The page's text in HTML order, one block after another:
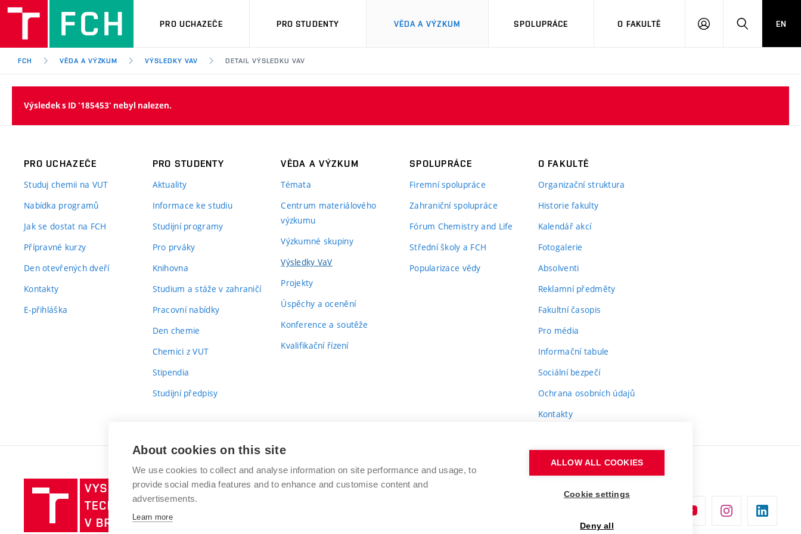
PRO UCHAZEČE PRO STUDENTY VĚDA A VÝZKUM SPOLUPRÁCE O FAKULTĚ
PŘIHLÁSITHLEDAT
EN
FCH VĚDA A VÝZKUM VÝSLEDKY VAV DETAIL VÝSLEDKU VAV
Výsledek s ID '185453' nebyl nalezen.
PRO UCHAZEČE
Studuj chemii na VUT
Nabídka programů
Jak se dostat na FCH
Přípravné kurzy
Den otevřených dveří
Kontakty
E-přihláška
PRO STUDENTY
Aktuality
Informace ke studiu
Studijní programy
Pro prváky
Knihovna
Studium a stáže v zahraničí
Pracovní nabídky
Den chemie
Chemici z VUT
Stipendia
Studijní předpisy
VĚDA A VÝZKUM
Témata
Centrum materiálového
výzkumu
Výzkumné skupiny
Výsledky VaV
Projekty
Úspěchy a ocenění
Konference a soutěže
Kvalifikační řízení
SPOLUPRÁCE
Firemní spolupráce
Zahraniční spolupráce
Fórum Chemistry and Life
Střední školy a FCH
Popularizace vědy
O FAKULTĚ
Organizační struktura
Historie fakulty
Kalendář akcí
Fotogalerie
Absolventi
Reklamní předměty
Fakultní časopis
Pro média
Informační tabule
Sociální bezpečí
Ochrana osobních údajů
Kontakty
Vysoké
učení
VYSOKÉ UČENÍ TECHNICKÉ V BRNĚ
About cookies on this site
We use cookies to collect and analyse information on site performance and usage, to
provide social media features and to enhance and customise content and
advertisements.
Learn more
ALLOW ALL COOKIES
Cookie settings
Deny all